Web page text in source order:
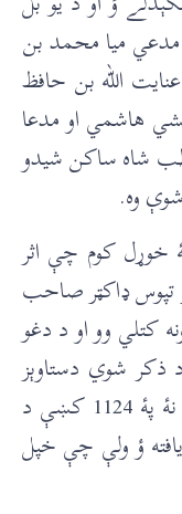
ليکلي وو. مدعي ميا محمد بن
الله بن حافظ
هاشمي او مدعا
شاه ساکن شيدو
وه.
خوړل کوم چې اثر
تپوس ډاکټر صاحب
کتلي وو او د دغو
ذکر شوي دستاوېز
‘ارباب معزالله خان’ نۀ خو مهمند ؤ نۀ پۀ 1124 کښې د
ؤ ولې چې خپل